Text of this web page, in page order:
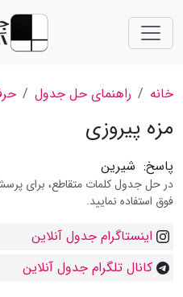
خانه راهنمای حل جدول
مزه پیروزی
پاسخ: شیرین
در حل جدول کلمات متقاطع، برای
فوق استفاده نمایید.
اینستاگرام جدول آنلاین
کانال تلگرام جدول آنلاین